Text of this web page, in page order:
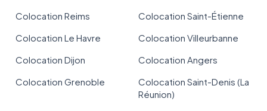
Colocation Reims
Colocation Saint-Étienne
Colocation Le Havre
Colocation Villeurbanne
Colocation Dijon
Colocation Angers
Colocation Grenoble
Colocation Saint-Denis (La
Réunion)